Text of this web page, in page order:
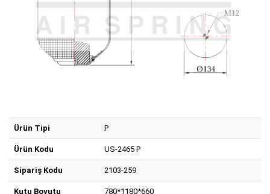
Ürün Tipi P
Ürün Kodu US-2465 P
Sipariş Kodu 2103-259
Kutu Boyutu 780*1180*660